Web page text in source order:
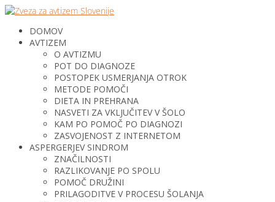
DOMOV
AVTIZEM
O AVTIZMU
POT DO DIAGNOZE
POSTOPEK USMERJANJA OTROK
METODE POMOČI
DIETA IN PREHRANA
NASVETI ZA VKLJUČITEV V ŠOLO
KAM PO POMOČ PO DIAGNOZI
ZASVOJENOST Z INTERNETOM
ASPERGERJEV SINDROM
ZNAČILNOSTI
RAZLIKOVANJE PO SPOLU
POMOČ DRUŽINI
PRILAGODITVE V PROCESU ŠOLANJA